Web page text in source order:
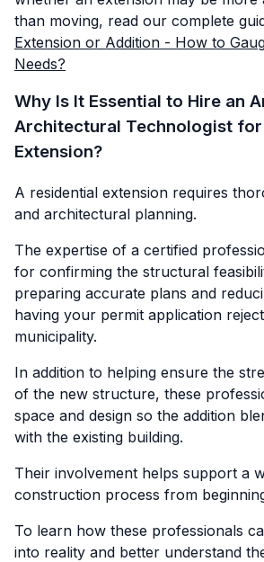
than moving, read our complete
Extension or Addition - How to
Needs?
Why Is It Essential to Hire an
Architectural Technologist for
Extension?
A residential extension requires
and architectural planning.
The expertise of a certified
for confirming the structural
preparing accurate plans and
having your permit application
municipality.
In addition to helping ensure the
of the new structure, these
space and design so the addition
with the existing building.
Their involvement helps support a
construction process from
To learn how these professionals
into reality and better understand